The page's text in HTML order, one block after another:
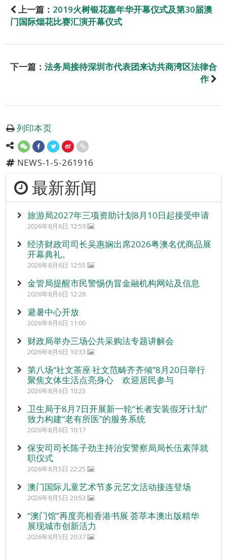
上一篇： 2019火树银花嘉年华开幕仪式及第30届澳
门国际烟花比赛汇演开幕仪式
下一篇： 法务局接待深圳市代表团来访共商湾区法律合
作
列印本页
NEWS-1-5-261916
最新新闻
旅游局2027年三项资助计划8月10日起接受申请
2026年8月6日 12:59
经济财政司司长吴惠娴出席2026粤澳名优商品展
开幕典礼。
2026年8月6日 12:55
金管局提醒市民警惕伪冒金融机构网站及信息
2026年8月6日 12:28
避暑中心开放
2026年8月6日 11:00
财政局举办三场公共采购法专题讲解会
2026年8月6日 10:33
第八场“社文茶座‧社文范畴齐齐倾”8月20日举行
聚焦文体生活点亮身心 欢迎居民参与
2026年8月6日 10:23
卫生局于8月7日开展新一轮“长者安装假牙计划”
致力构建“老有所医”的服务系统
2026年8月6日 10:17
保安司司长陈子劲主持治安警察局局长伍素萍就
职仪式
2026年8月5日 22:25
澳门国际儿童艺术节多元艺文活动接连登场
2026年8月5日 20:53
“澳门馆”再度亮相香港书展 荟萃本澳出版精华
展现城市创新活力
2026年8月5日 20:37